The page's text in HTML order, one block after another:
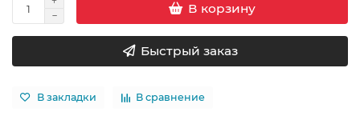
В корзину
Быстрый заказ
В закладки В сравнение